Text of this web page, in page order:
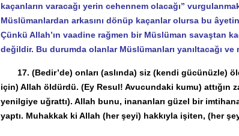
kaçanların varacağı yerin cehennem olacağı”
Müslümanlardan arkasını dönüp kaçanlar olursa bu
Çünkü Allah’ın vaadine rağmen bir Müslüman savaştan
değildir. Bu durumda olanlar Müslümanları yanıltacağı
17. (Bedir’de) onları (aslında) siz (kendi gücünüzle)
için) Allah öldürdü. (Ey Resul! Avucundaki kumu) attığın
yenilgiye uğrattı). Allah bunu, inananları güzel bir
yaptı. Muhakkak ki Allah (her şeyi) hakkıyla işiten, (her